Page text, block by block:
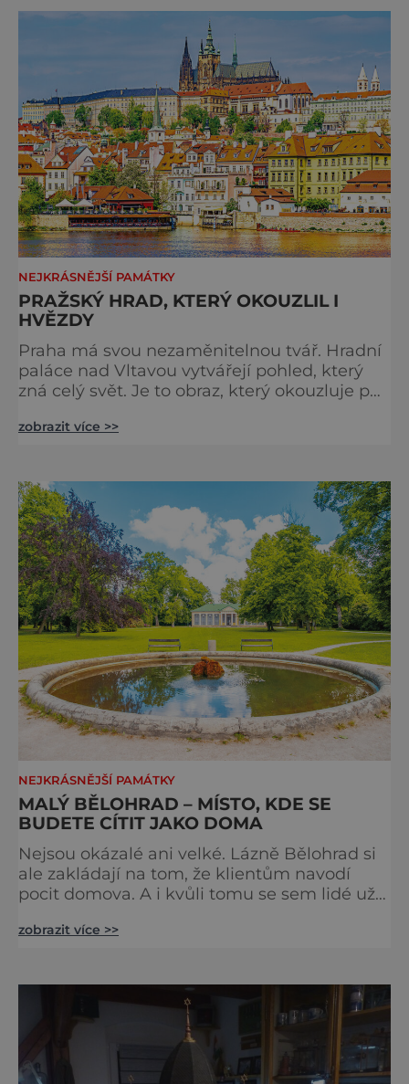
večer plný historie, hudby, tajemství i
dobrodružství pro malé i velké návštěvníky.
Málokdo ví, že dnešní kos
NEJKRÁSNĚJŠÍ PAMÁTKY
PRAŽSKÝ HRAD, KTERÝ OKOUZLIL I
HVĚZDY
Praha má svou nezaměnitelnou tvář. Hradní
paláce nad Vltavou vytvářejí pohled, který
zná celý svět. Je to obraz, který okouzluje po
jediný Čech, který by ho neznal. Pražský hrad
metropole, má ho na seznamu mí
zobrazit více >>
NEJKRÁSNĚJŠÍ PAMÁTKY
MALÝ BĚLOHRAD – MÍSTO, KDE SE
BUDETE CÍTIT JAKO DOMA
Nejsou okázalé ani velké. Lázně Bělohrad si
ale zakládají na tom, že klientům navodí
pocit domova. A i kvůli tomu se sem lidé už
lázeňské koncerty ani velkolepé akce.
nevšimne, ani se jí kolonáda vlastně neříká.
zobrazit více >>